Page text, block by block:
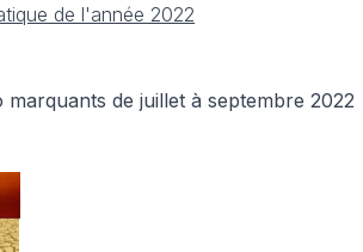
de l'année 2022
marquants de juillet à septembre 2022